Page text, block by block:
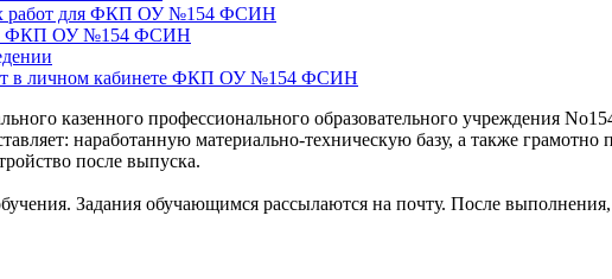
работ для ФКП ОУ №154 ФСИН
ФКП ОУ №154 ФСИН
в личном кабинете ФКП ОУ №154 ФСИН
казенного профессионального образовательного учреждения
наработанную материально-техническую базу, а также
после выпуска.
Задания обучающимся рассылаются на почту. После